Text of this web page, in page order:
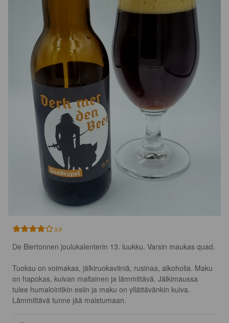
3.9
De Biertonnen joulukalenterin 13. luukku. Varsin maukas quad.
Tuoksu on voimakas, jälkiruokaviiniä, rusinaa, alkoholia. Maku
on hapokas, kuivan maltainen ja lämmittävä. Jälkimaussa
tulee humalointikin esiin ja maku on yllättävänkin kuiva.
Lämmittävä tunne jää maistumaan.